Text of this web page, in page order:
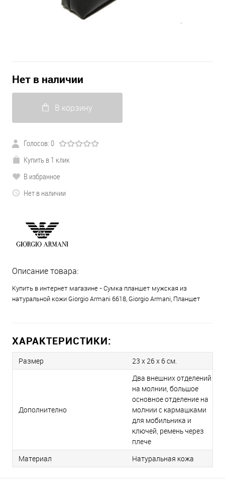
Нет в наличии
В корзину
Голосов: 0
Купить в 1 клик
В избранное
Нет в наличии
Описание товара:
Купить в интернет магазине - Сумка планшет мужская из
натуральной кожи Giorgio Armani 6618, Giorgio Armani, Планшет
ХАРАКТЕРИСТИКИ:
Размер 23 х 26 x 6 см.
Дополнително
Два внешних отделений
на молнии, большое
основное отделение на
молнии с кармашками
для мобильника и
ключей, ремень через
плече
Материал
Натуральная кожа